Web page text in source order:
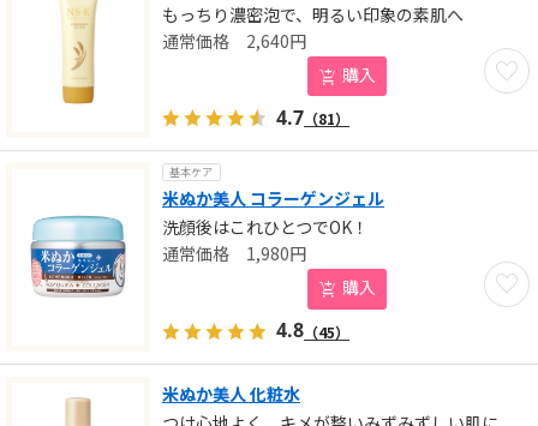
もっちり濃密泡で、明るい印象の素肌へ
お気
2,640円
購入
4.7 （81）
基本ケア
米ぬか美人 コラーゲンジェル
洗顔後はこれひとつでOK！
お気
1,980円
購入
4.8 （45）
米ぬか美人 化粧水